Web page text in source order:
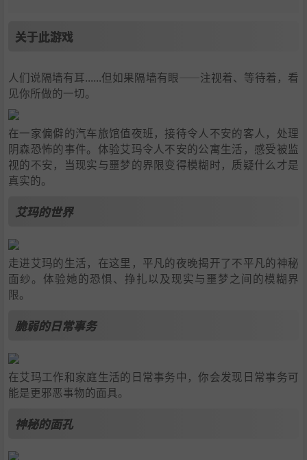
关于此游戏
人们说隔墙有耳......但如果隔墙有眼——注视着、等待着，看
见你所做的一切。
在一家偏僻的汽车旅馆值夜班，接待令人不安的客人，处理
阴森恐怖的事件。体验艾玛令人不安的公寓生活，感受被监
视的不安，当现实与噩梦的界限变得模糊时，质疑什么才是
真实的。
艾玛的世界
走进艾玛的生活，在这里，平凡的夜晚揭开了不平凡的神秘
面纱。体验她的恐惧、挣扎以及现实与噩梦之间的模糊界
限。
脆弱的日常事务
在艾玛工作和家庭生活的日常事务中，你会发现日常事务可
能是更邪恶事物的面具。
神秘的面孔